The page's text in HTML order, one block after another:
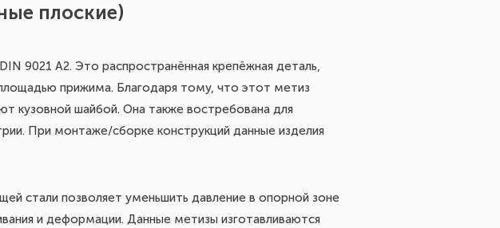
плоские)
9021 A2. Это распространённая крепёжная деталь,
прижима. Благодаря тому, что этот метиз
кузовной шайбой. Она также востребована для
При монтаже/сборке конструкций данные изделия
стали позволяет уменьшить давление в опорной зоне
и деформации. Данные метизы изготавливаются